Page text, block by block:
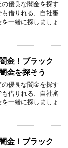
優良な闇金を探す
借りれる、自社審
一緒に探しましょ
金！ブラック
金を探そう
優良な闇金を探す
借りれる、自社審
一緒に探しましょ
金！ブラック